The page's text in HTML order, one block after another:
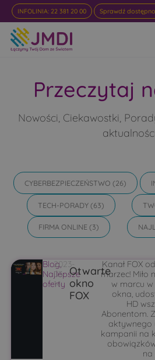
INFOLINIA: 22 381 20 00 Sprawdź
Przeczytaj
Nowości, Ciekawostki,
CYBERBEZPIECZEŃSTWO (26)
TECH-PORADY(63)
FIRMA ONLINE(3)
Blog,
Najlepsze
oferty
2023-
03-
14
Otwarte
okno
FOX
Kanał FOX
marzec! Miło
w marcu
okna,
HD
Abonentom.
aktywnego
kampanii na
na